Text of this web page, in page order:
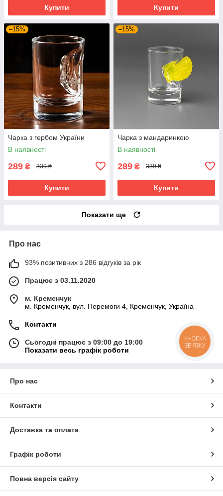
Купити Купити
–15%
Чарка з гербом України
В наявності
289 ₴ 339 ₴
Купити
–15%
Чарка з мандаринкою
В наявності
289 ₴ 339 ₴
Купити
Показати ще
Про нас
93% позитивних з 286 відгуків за рік
Працює з 03.11.2020
м. Кременчук
м. Кременчук, вул. Перемоги 4, Кременчук, Україна
Контакти
Сьогодні працює з 09:00 до 19:00
Показати весь графік роботи
Про нас
Контакти
Доставка та оплата
Графік роботи
Повна версія сайту
КНОПКА
ЗВ'ЯЗКУ